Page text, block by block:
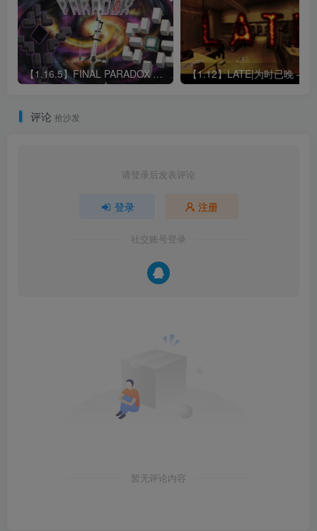
【1.16.5】FINAL PARADOX 最终悖论!
评论 抢沙发
请登录后发表评论
登录 注册
社交账号登录
暂无评论内容